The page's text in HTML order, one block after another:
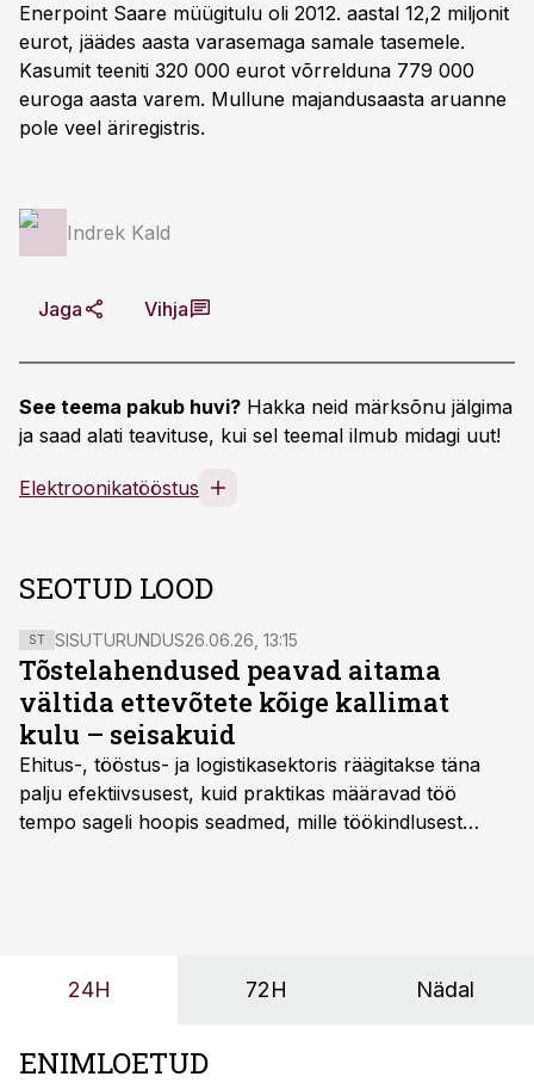
Enerpoint Saare müügitulu oli 2012. aastal 12,2 miljonit
eurot, jäädes aasta varasemaga samale tasemele.
Kasumit teeniti 320 000 eurot võrrelduna 779 000
euroga aasta varem. Mullune majandusaasta aruanne
pole veel äriregistris.
Indrek Kald
Jaga Vihja
See teema pakub huvi? Hakka neid märksõnu jälgima
ja saad alati teavituse, kui sel teemal ilmub midagi uut!
Elektroonikatööstus
SEOTUD LOOD
ST SISUTURUNDUS26.06.26, 13:15
Tõstelahendused peavad aitama
vältida ettevõtete kõige kallimat
kulu – seisakuid
Ehitus-, tööstus- ja logistikasektoris räägitakse täna
palju efektiivsusest, kuid praktikas määravad töö
tempo sageli hoopis seadmed, mille töökindlusest
24H 72H Nädal
ENIMLOETUD